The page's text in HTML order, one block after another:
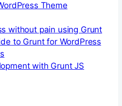
Theme
without pain using Grunt
to Grunt for WordPress
with Grunt JS